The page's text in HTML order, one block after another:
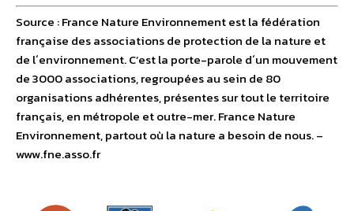
Source : France Nature Environnement est la fédération
française des associations de protection de la nature et
de l´environnement. C’est la porte-parole d´un mouvement
de 3000 associations, regroupées au sein de 80
organisations adhérentes, présentes sur tout le territoire
français, en métropole et outre-mer. France Nature
Environnement, partout où la nature a besoin de nous. –
www.fne.asso.fr